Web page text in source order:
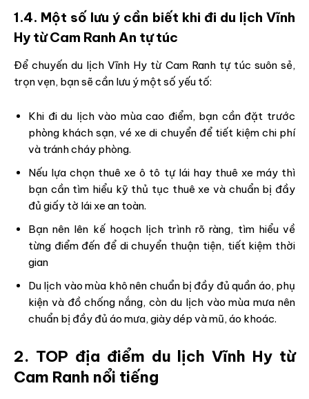
1.4. Một số lưu ý cần biết khi đi du lịch Vĩnh
Hy từ Cam Ranh An tự túc
Để chuyến du lịch Vĩnh Hy từ Cam Ranh tự túc suôn sẻ,
trọn vẹn, bạn sẽ cần lưu ý một số yếu tố:
Khi đi du lịch vào mùa cao điểm, bạn cần đặt trước
phòng khách sạn, vé xe di chuyển để tiết kiệm chi phí
và tránh cháy phòng.
Nếu lựa chọn thuê xe ô tô tự lái hay thuê xe máy thì
bạn cần tìm hiểu kỹ thủ tục thuê xe và chuẩn bị đầy
đủ giấy tờ lái xe an toàn.
Bạn nên lên kế hoạch lịch trình rõ ràng, tìm hiểu về
từng điểm đến để di chuyển thuận tiện, tiết kiệm thời
gian
Du lịch vào mùa khô nên chuẩn bị đầy đủ quần áo, phụ
kiện và đồ chống nắng, còn du lịch vào mùa mưa nên
chuẩn bị đầy đủ áo mưa, giày dép và mũ, áo khoác.
2. TOP địa điểm du lịch Vĩnh Hy từ
Cam Ranh nổi tiếng